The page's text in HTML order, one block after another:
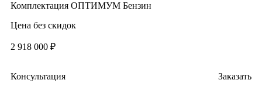
Комплектация ОПТИМУМ Бензин
Цена без скидок
2 918 000 ₽
Консультация Заказать